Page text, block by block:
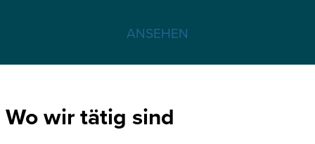
ANSEHEN
Wo wir tätig sind